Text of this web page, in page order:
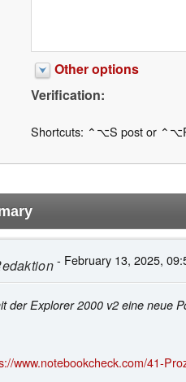
Other options
Verification:
Shortcuts: ⌃⌥S post or
- February 13, 2025,
der Explorer 2000 v2 eine neue
www.notebookcheck.com/41-